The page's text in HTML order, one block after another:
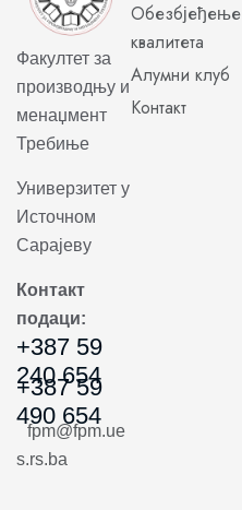
Факултет за
производњу и
менаџмент
Требиње
Универзитет у
Источном
Сарајеву
Контакт
подаци:
+387 59
240 654
+387 59
490 654
fpm@fpm.ue
s.rs.ba
Обезбјеђење
квалитета
Алумни клуб
Контакт